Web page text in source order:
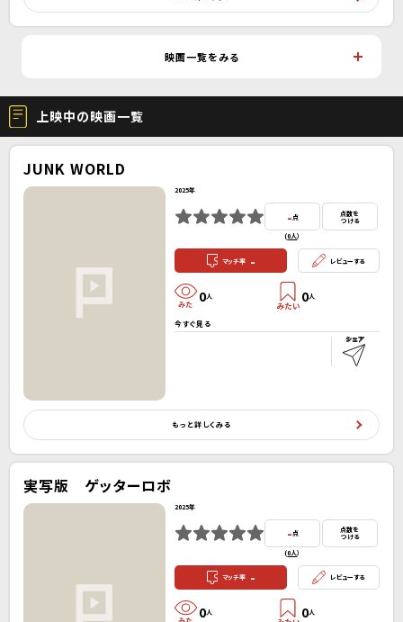
映画一覧をみる
上映中の映画一覧
JUNK WORLD
2025年
- 点
(0人）
点数を
つける
マッチ率 - レビューする
0人 0人
今すぐ見る
もっと詳しくみる
実写版 ゲッターロボ
2025年
-点
(0人）
点数を
つける
マッチ率 - レビューする
0人 0人